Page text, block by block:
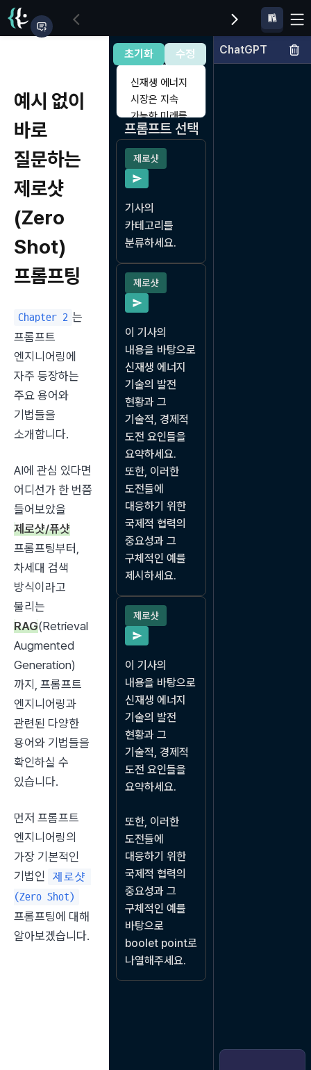
예시 없이
바로
질문하는
제로샷
(Zero
Shot)
프롬프팅
Chapter 2 는
프롬프트
엔지니어링에
자주 등장하는
주요 용어와
기법들을
소개합니다.
AI에 관심 있다면
어디선가 한 번쯤
제로샷/퓨샷
프롬프팅부터,
차세대 검색
방식이라고
RAG(Retrieval
Augmented
Generation)
까지, 프롬프트
엔지니어링과
관련된 다양한
용어와 기법들을
확인하실 수
있습니다.
먼저 프롬프트
엔지니어링의
가장 기본적인
기법인
제로샷
(Zero Shot)
프롬프팅에 대해
알아보겠습니다.
입력 자료
초기화 수정
프롬프트 선택
제로샷
기사의
카테고리를
분류하세요.
제로샷
이 기사의
내용을 바탕으로
신재생 에너지
기술의 발전
현황과 그
기술적, 경제적
도전 요인들을
요약하세요.
또한, 이러한
도전들에
대응하기 위한
국제적 협력의
중요성과 그
구체적인 예를
제시하세요.
제로샷
이 기사의
내용을 바탕으로
신재생 에너지
기술의 발전
현황과 그
기술적, 경제적
도전 요인들을
요약하세요.
또한, 이러한
도전들에
대응하기 위한
국제적 협력의
중요성과 그
구체적인 예를
바탕으로
boolet point로
나열해주세요.
ChatGPT